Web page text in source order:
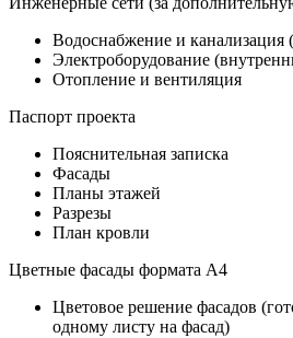
Водоснабжение и канализация
Электроборудование
Отопление и вентиляция
Паспорт проекта
Пояснительная записка
Фасады
Планы этажей
Разрезы
План кровли
Цветные фасады формата А4
Цветовое решение фасадов
одному листу на фасад)